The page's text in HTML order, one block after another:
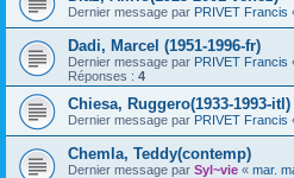
Dernier message par PRIVET Francis
Dadi, Marcel (1951-1996-fr)
Dernier message par PRIVET Francis
Réponses : 4
Chiesa, Ruggero(1933-1993-itl)
Dernier message par PRIVET Francis
Chemla, Teddy(contemp)
Dernier message par Syl~vie « mar.